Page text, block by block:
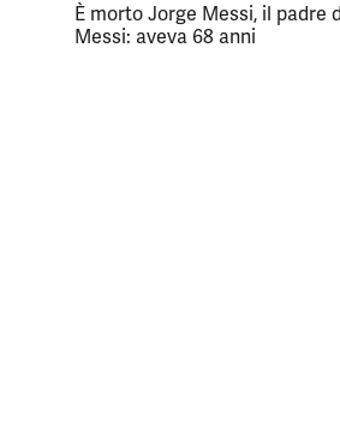
È morto Jorge Messi, il padre
Messi: aveva 68 anni